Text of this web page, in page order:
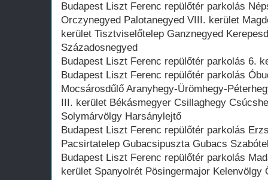
Budapest Liszt Ferenc repülőtér parkolás
Orczynegyed Palotanegyed VIII. kerület
kerület Tisztviselőtelep Ganznegyed
Századosnegyed
Budapest Liszt Ferenc repülőtér parkolás 6.
Budapest Liszt Ferenc repülőtér parkolás
Mocsárosdűlő Aranyhegy-Ürömhegy-
III. kerület Békásmegyer Csillaghegy
Solymárvölgy Harsánylejtő
Budapest Liszt Ferenc repülőtér parkolás
Pacsirtatelep Gubacsipuszta Gubacs
Budapest Liszt Ferenc repülőtér parkolás
kerület Spanyolrét Pösingermajor Kelenvölgy